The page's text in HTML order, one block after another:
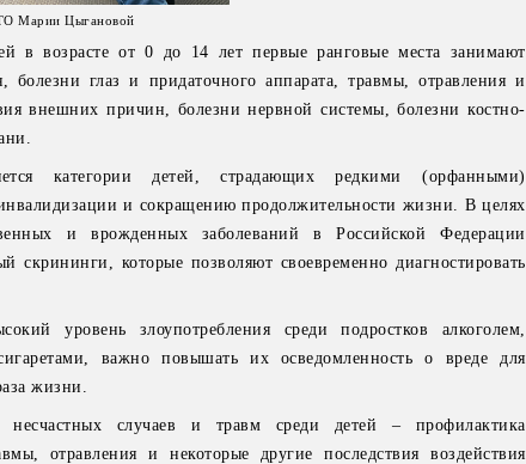
Марии Цыгановой
в возрасте от 0 до 14 лет первые ранговые места занимают
болезни глаз и придаточного аппарата, травмы, отравления и
внешних причин, болезни нервной системы, болезни костно-
категории детей, страдающих редкими (орфанными)
и сокращению продолжительности жизни. В целях
и врожденных заболеваний в Российской Федерации
скрининги, которые позволяют своевременно диагностировать
уровень злоупотребления среди подростков алкоголем,
важно повышать их осведомленность о вреде для
жизни.
случаев и травм среди детей – профилактика
отравления и некоторые другие последствия воздействия